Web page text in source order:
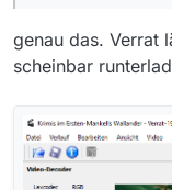
genau das. Verrat
scheinbar